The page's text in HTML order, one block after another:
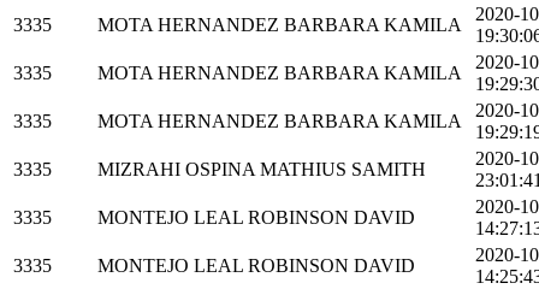
3335
MOTA HERNANDEZ BARBARA KAMILA
2020-
3335
MOTA HERNANDEZ BARBARA KAMILA
2020-
3335
MOTA HERNANDEZ BARBARA KAMILA
2020-
3335
MIZRAHI OSPINA MATHIUS SAMITH
2020-
3335
MONTEJO LEAL ROBINSON DAVID
2020-
3335
MONTEJO LEAL ROBINSON DAVID
2020-